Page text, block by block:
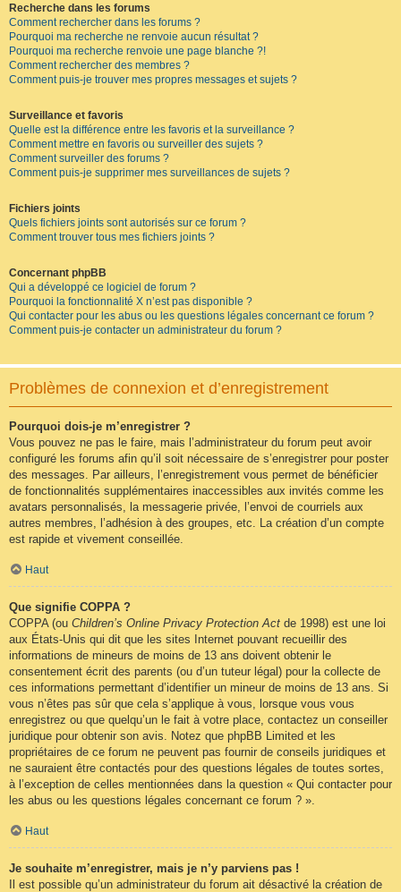
Recherche dans les forums
Comment rechercher dans les forums ?
Pourquoi ma recherche ne renvoie aucun résultat ?
Pourquoi ma recherche renvoie une page blanche ?!
Comment rechercher des membres ?
Comment puis-je trouver mes propres messages et sujets ?
Surveillance et favoris
Quelle est la différence entre les favoris et la surveillance ?
Comment mettre en favoris ou surveiller des sujets ?
Comment surveiller des forums ?
Comment puis-je supprimer mes surveillances de sujets ?
Fichiers joints
Quels fichiers joints sont autorisés sur ce forum ?
Comment trouver tous mes fichiers joints ?
Concernant phpBB
Qui a développé ce logiciel de forum ?
Pourquoi la fonctionnalité X n’est pas disponible ?
Qui contacter pour les abus ou les questions légales concernant ce forum ?
Comment puis-je contacter un administrateur du forum ?
Problèmes de connexion et d’enregistrement
Pourquoi dois-je m’enregistrer ?
Vous pouvez ne pas le faire, mais l’administrateur du forum peut avoir
configuré les forums afin qu’il soit nécessaire de s’enregistrer pour poster
des messages. Par ailleurs, l’enregistrement vous permet de bénéficier
de fonctionnalités supplémentaires inaccessibles aux invités comme les
avatars personnalisés, la messagerie privée, l’envoi de courriels aux
autres membres, l’adhésion à des groupes, etc. La création d’un compte
est rapide et vivement conseillée.
Haut
Que signifie COPPA ?
COPPA (ou Children’s Online Privacy Protection Act de 1998) est une loi
aux États-Unis qui dit que les sites Internet pouvant recueillir des
informations de mineurs de moins de 13 ans doivent obtenir le
consentement écrit des parents (ou d’un tuteur légal) pour la collecte de
ces informations permettant d’identifier un mineur de moins de 13 ans. Si
vous n’êtes pas sûr que cela s’applique à vous, lorsque vous vous
enregistrez ou que quelqu’un le fait à votre place, contactez un conseiller
juridique pour obtenir son avis. Notez que phpBB Limited et les
propriétaires de ce forum ne peuvent pas fournir de conseils juridiques et
ne sauraient être contactés pour des questions légales de toutes sortes,
à l’exception de celles mentionnées dans la question « Qui contacter pour
les abus ou les questions légales concernant ce forum ? ».
Haut
Je souhaite m’enregistrer, mais je n’y parviens pas !
Il est possible qu’un administrateur du forum ait désactivé la création de